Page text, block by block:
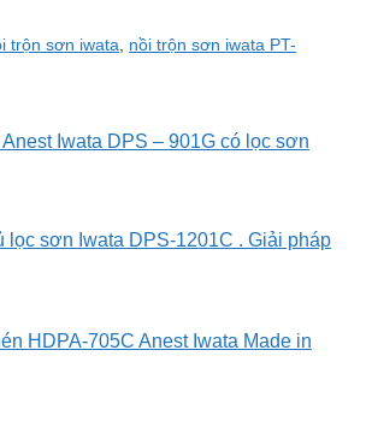
trộn sơn iwata
nồi trộn sơn iwata PT-
Iwata DPS – 901G có lọc sơn
lọc sơn Iwata DPS-1201C . Giải pháp
HDPA-705C Anest Iwata Made in